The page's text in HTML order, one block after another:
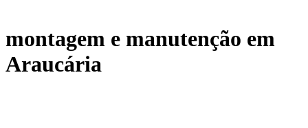
montagem e manutenção em
Araucária